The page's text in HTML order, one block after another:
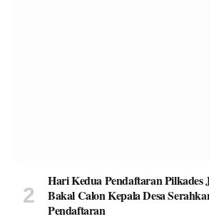
Hari Kedua Pendaftaran Pilkades
Bakal Calon Kepala Desa
Pendaftaran